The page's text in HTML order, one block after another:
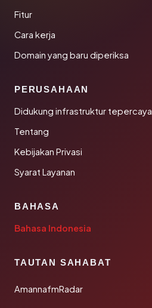
Fitur
Cara kerja
Domain yang baru diperiksa
PERUSAHAAN
Didukung infrastruktur tepercaya
Tentang
Kebijakan Privasi
Syarat Layanan
BAHASA
Bahasa Indonesia
TAUTAN SAHABAT
AmannafmRadar